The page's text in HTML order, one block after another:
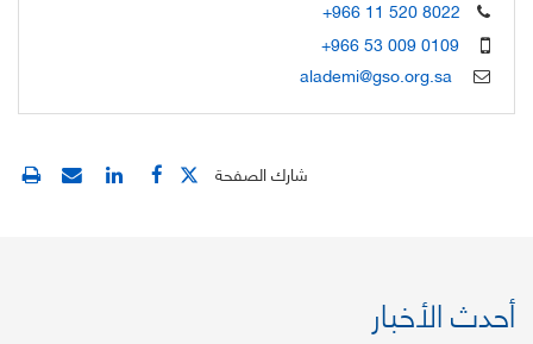
+966 11 520 8022
+966 53 009 0109
alademi@gso.org.sa
شارك الصفحة
أحدث الأخبار